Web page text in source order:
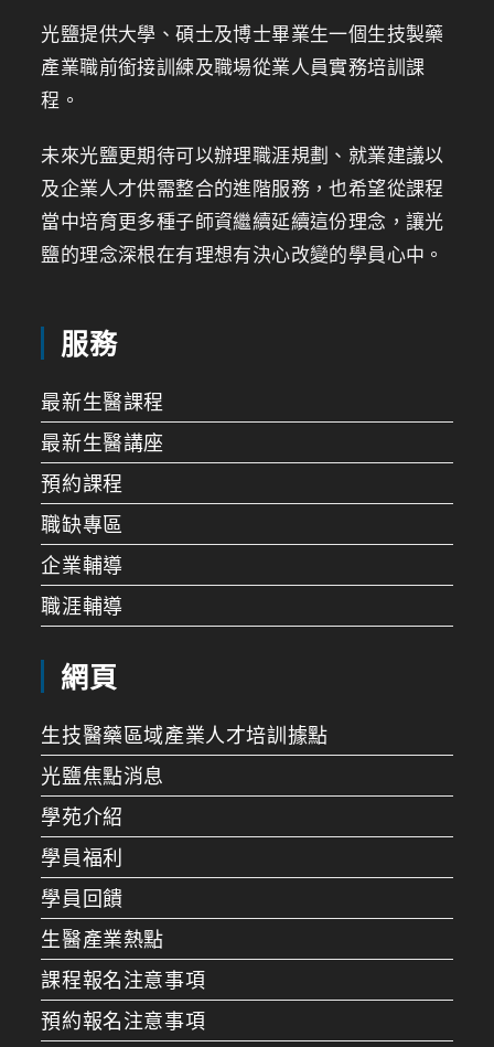
光鹽提供大學、碩士及博士畢業生一個生技製藥
產業職前銜接訓練及職場從業人員實務培訓課
程。
未來光鹽更期待可以辦理職涯規劃、就業建議以
及企業人才供需整合的進階服務，也希望從課程
當中培育更多種子師資繼續延續這份理念，讓光
鹽的理念深根在有理想有決心改變的學員心中。
服務
最新生醫課程
最新生醫講座
預約課程
職缺專區
企業輔導
職涯輔導
網頁
生技醫藥區域產業人才培訓據點
光鹽焦點消息
學苑介紹
學員福利
學員回饋
生醫產業熱點
課程報名注意事項
預約報名注意事項